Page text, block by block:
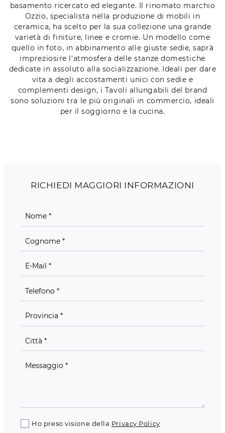
basamento ricercato ed elegante. Il rinomato marchio
Ozzio, specialista nella produzione di mobili in
ceramica, ha scelto per la sua collezione una grande
varietà di finiture, linee e cromie. Un modello come
quello in foto, in abbinamento alle giuste sedie, saprà
impreziosire l'atmosfera delle stanze domestiche
dedicate in assoluto alla socializzazione. Ideali per dare
vita a degli accostamenti unici con sedie e
complementi design, i Tavoli allungabili del brand
sono soluzioni tra le più originali in commercio, ideali
per il soggiorno e la cucina.
RICHIEDI MAGGIORI INFORMAZIONI
Ho preso visione della Privacy Policy